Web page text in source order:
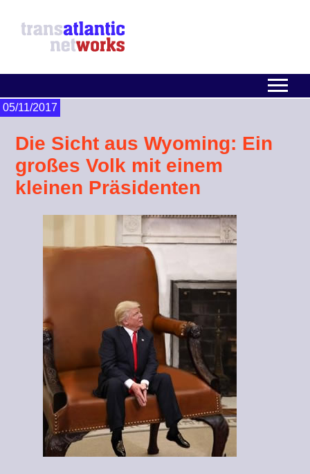
05/11/2017
Die Sicht aus Wyoming: Ein
großes Volk mit einem
kleinen Präsidenten